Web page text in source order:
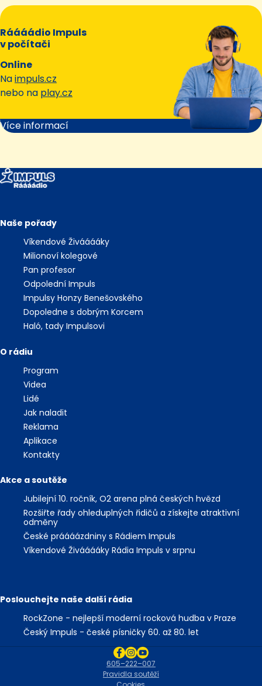
Ráááádio Impuls
v počítači
Online
Naimpuls.cz
nebo na play.cz
Více informací
Naše pořady
Víkendové Živááááky
Milionoví kolegové
Pan profesor
Odpolední Impuls
Impulsy Honzy Benešovského
Dopoledne s dobrým Korcem
Haló, tady Impulsovi
O rádiu
Program
Videa
Lidé
Jak naladit
Reklama
Aplikace
Kontakty
Akce a soutěže
Jubilejní 10. ročník, O2 arena plná českých hvězd
Rozšiřte řady ohleduplných řidičů a získejte atraktivní
odměny
České práááázdniny s Rádiem Impuls
Víkendové Živááááky Rádia Impuls v srpnu
Poslouchejte naše další rádia
RockZone - nejlepší moderní rocková hudba v Praze
Český Impuls - české písničky 60. až 80. let
Pravidla soutěží
605–222–007